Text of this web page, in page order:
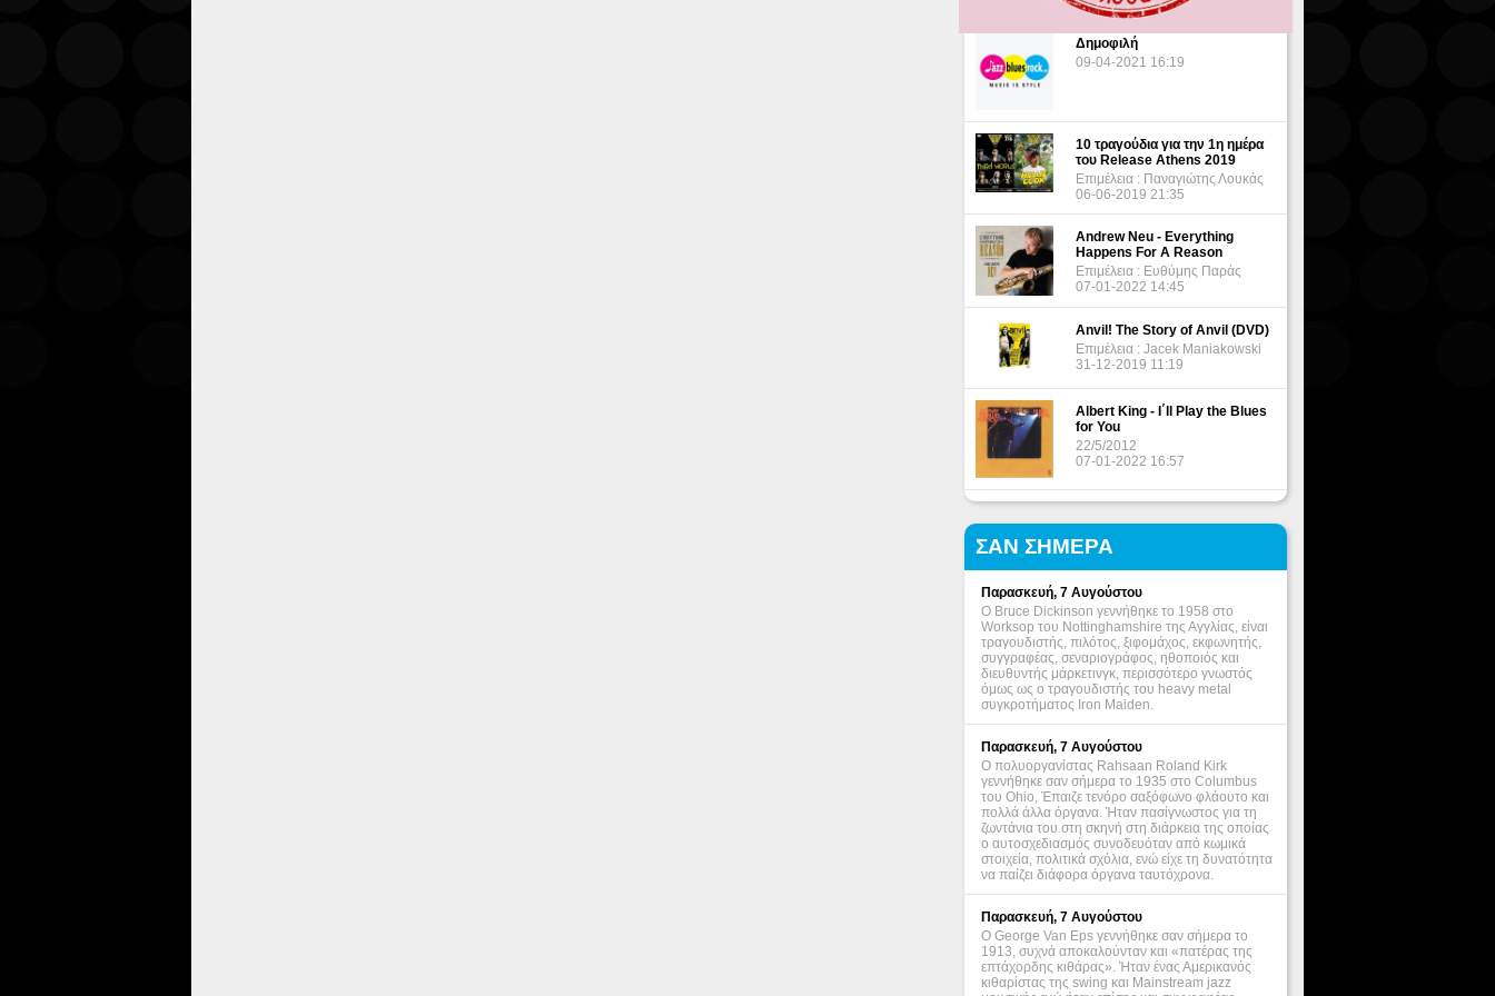
Δημοφιλή
09-04-2021 16:19
10 τραγούδια για την 1η ημέρα
του Release Athens 2019
Επιμέλεια : Παναγιώτης Λουκάς
06-06-2019 21:35
Andrew Neu - Everything
Happens For A Reason
Επιμέλεια : Ευθύμης Παράς
07-01-2022 14:45
Anvil! The Story of Anvil (DVD)
Επιμέλεια : Jacek Maniakowski
31-12-2019 11:19
Albert King - I΄ll Play the Blues
for You
22/5/2012
07-01-2022 16:57
ΣΑΝ ΣΗΜΕΡΑ
Παρασκευή, 7 Αυγούστου
Ο Bruce Dickinson γεννήθηκε το 1958 στο
Worksop του Nottinghamshire της Αγγλίας, είναι
τραγουδιστής, πιλότος, ξιφομάχος, εκφωνητής,
συγγραφέας, σεναριογράφος, ηθοποιός και
διευθυντής μάρκετινγκ, περισσότερο γνωστός
όμως ως ο τραγουδιστής του heavy metal
συγκροτήματος Iron Maiden.
Παρασκευή, 7 Αυγούστου
Ο πολυοργανίστας Rahsaan Roland Kirk
γεννήθηκε σαν σήμερα το 1935 στο Columbus
του Ohio, Έπαιζε τενόρο σαξόφωνο φλάουτο και
πολλά άλλα όργανα. Ήταν πασίγνωστος για τη
ζωντάνια του στη σκηνή στη διάρκεια της οποίας
ο αυτοσχεδιασμός συνοδευόταν από κωμικά
στοιχεία, πολιτικά σχόλια, ενώ είχε τη δυνατότητα
να παίζει διάφορα όργανα ταυτόχρονα.
Παρασκευή, 7 Αυγούστου
Ο George Van Eps γεννήθηκε σαν σήμερα το
1913, συχνά αποκαλούνταν και «πατέρας της
επτάχορδης κιθάρας». Ήταν ένας Αμερικανός
κιθαρίστας της swing και Mainstream jazz